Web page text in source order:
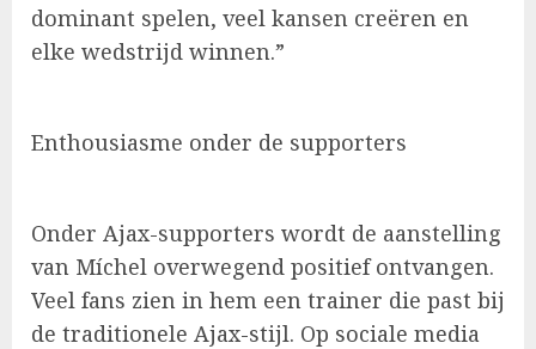
dominant spelen, veel kansen creëren en
elke wedstrijd winnen.”
Enthousiasme onder de supporters
Onder Ajax-supporters wordt de aanstelling
van Míchel overwegend positief ontvangen.
Veel fans zien in hem een trainer die past bij
de traditionele Ajax-stijl. Op sociale media